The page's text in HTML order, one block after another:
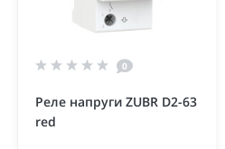
0
Реле напруги ZUBR D2-63
red